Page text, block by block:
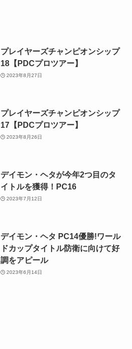
プレイヤーズチャンピオンシップ
18【PDCプロツアー】
2023年8月27日
プレイヤーズチャンピオンシップ
17【PDCプロツアー】
2023年8月26日
デイモン・ヘタが今年2つ目のタ
イトルを獲得！PC16
2023年7月12日
デイモン・ヘタ PC14優勝!ワール
ドカップタイトル防衛に向けて好
調をアピール
2023年6月14日